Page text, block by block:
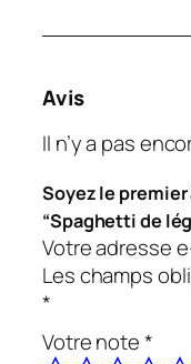
Avis
Il n’y a pas
Soyez le
“Spaghetti de
Votre adresse
Les champs
*
Votre note*